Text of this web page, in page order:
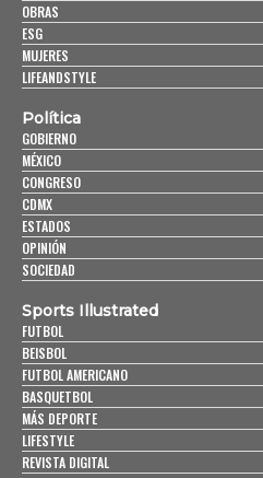
OBRAS
ESG
MUJERES
LIFEANDSTYLE
Política
GOBIERNO
MÉXICO
CONGRESO
CDMX
ESTADOS
OPINIÓN
SOCIEDAD
Sports Illustrated
FUTBOL
BEISBOL
FUTBOL AMERICANO
BASQUETBOL
MÁS DEPORTE
LIFESTYLE
REVISTA DIGITAL